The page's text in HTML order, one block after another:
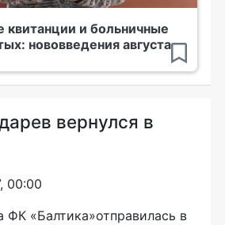
квитанции и больничные
нововведения августа
вернулся в
00:00
ФК «Балтика»отправилась в